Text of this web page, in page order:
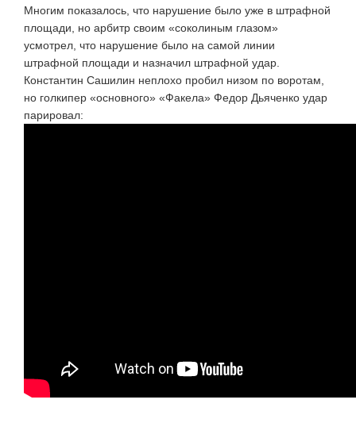
Многим показалось, что нарушение было уже в штрафной
площади, но арбитр своим «соколиным глазом»
усмотрел, что нарушение было на самой линии
штрафной площади и назначил штрафной удар.
Константин Сашилин неплохо пробил низом по воротам,
но голкипер «основного» «Факела» Федор Дьяченко удар
парировал: